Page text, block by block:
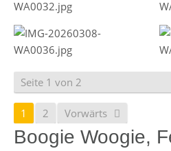
Seite 1 von 2
1 2 Vorwärts
Boogie Woogie,